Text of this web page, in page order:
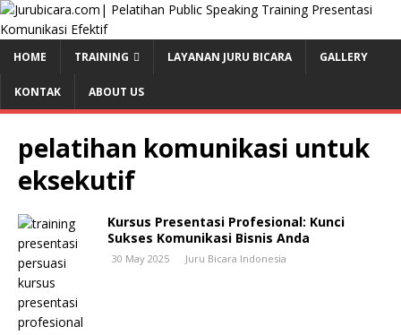
HOME TRAINING LAYANAN JURU BICARA GALLERY
KONTAK ABOUT US
pelatihan komunikasi untuk
eksekutif
Kursus Presentasi Profesional: Kunci
Sukses Komunikasi Bisnis Anda
30 May 2025 Juru Bicara Indonesia